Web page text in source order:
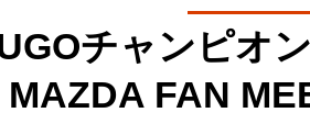
チャンピオ
MAZDA FAN